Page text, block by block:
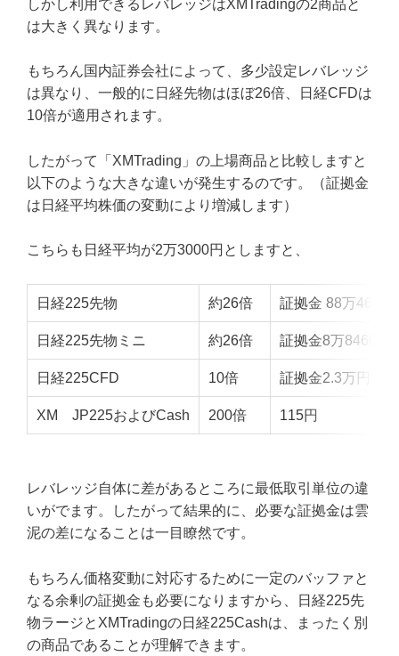
しかし利用できるレバレッジはXMTradingの2商品と
は大きく異なります。
もちろん国内証券会社によって、多少設定レバレッジ
は異なり、一般的に日経先物はほぼ26倍、日経CFDは
10倍が適用されます。
したがって「XMTrading」の上場商品と比較しますと
以下のような大きな違いが発生するのです。（証拠金
は日経平均株価の変動により増減します）
こちらも日経平均が2万3000円としますと、
日経225先物 約26倍 証拠金 88万4600
日経225先物ミニ 約26倍 証拠金8万8460円
日経225CFD 10倍 証拠金2.3万円相当
XM JP225およびCash 200倍 115円
レバレッジ自体に差があるところに最低取引単位の違
いがでます。したがって結果的に、必要な証拠金は雲
泥の差になることは一目瞭然です。
もちろん価格変動に対応するために一定のバッファと
なる余剰の証拠金も必要になりますから、日経225先
物ラージとXMTradingの日経225Cashは、まったく別
の商品であることが理解できます。